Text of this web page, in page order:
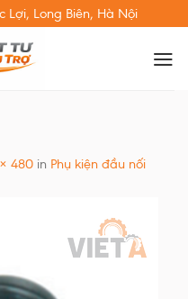
Lợi, Long Biên, Hà Nội
480 in Phụ kiện đầu nối